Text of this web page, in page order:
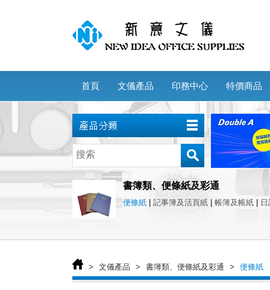
首頁 文儀產品 印務中心 特價商品
書簿類、便條紙及彩通
便條紙 記事簿及活頁紙 帳簿及帳紙
> 文儀產品 > 書簿類、便條紙及彩通 > 便條紙